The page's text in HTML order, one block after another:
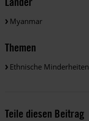
Myanmar
Themen
Ethnische Minderheiten
Teile diesen Beitrag